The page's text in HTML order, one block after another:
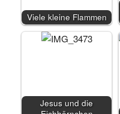
Viele kleine Flammen
Jesus und die